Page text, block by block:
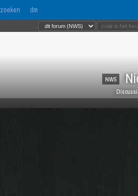
zoeken dm
NWS